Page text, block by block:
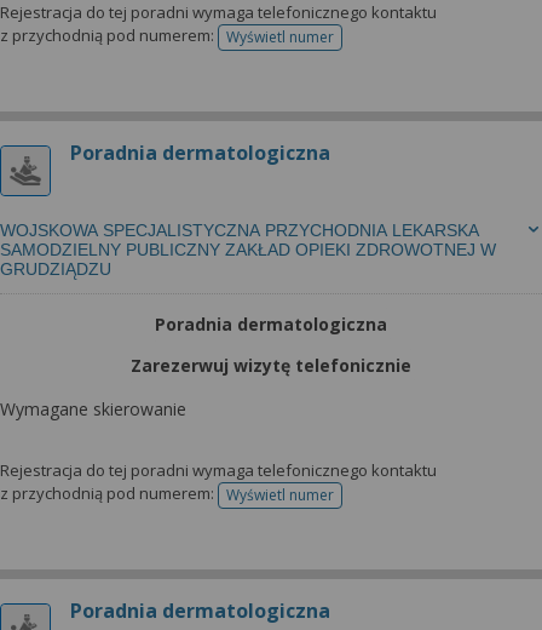
Rejestracja do tej poradni wymaga telefonicznego kontaktu
z przychodnią pod numerem:
Wyświetl numertelefonu do rejestracji
Poradnia dermatologiczna
WOJSKOWA SPECJALISTYCZNA PRZYCHODNIA LEKARSKA
SAMODZIELNY PUBLICZNY ZAKŁAD OPIEKI ZDROWOTNEJ W
GRUDZIĄDZU
Poradnia dermatologiczna
Zarezerwuj wizytę telefonicznie
Wymagane skierowanie
Rejestracja do tej poradni wymaga telefonicznego kontaktu
z przychodnią pod numerem:
Wyświetl numertelefonu do rejestracji
Poradnia dermatologiczna